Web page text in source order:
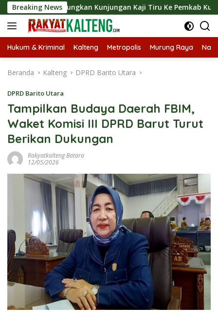
Langsung
ke
konten
Breaking NewsKunjungan Kaji Tiru Ke Pemkab Kulon Progo
Hukum & Kriminal Kalteng Metropolis Murung Raya
Beranda Kalteng DPRD Barito Utara
DPRD Barito Utara
Tampilkan Budaya Daerah FBIM,
Waket Komisi III DPRD Barut Turut
Berikan Dukungan
Rakyatkalteng Batara
12/05/2026